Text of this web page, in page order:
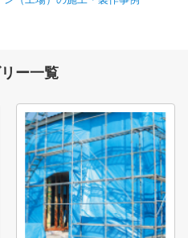
ー一覧